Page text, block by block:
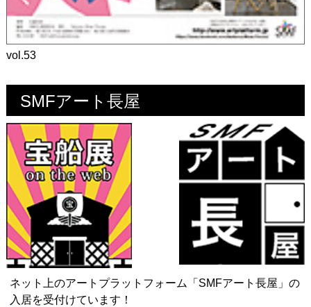
vol.53
SMFアート長屋
ネット上のアートプラットフォーム「SMFアート長屋」の
入居を受付けています！